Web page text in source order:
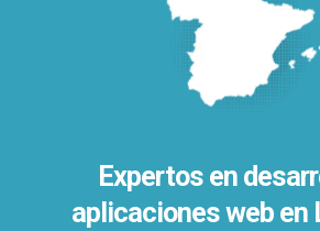
Expertos en
aplicaciones web en